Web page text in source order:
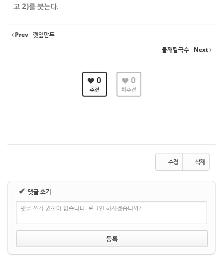
고 2)를 붓는다.
Prev 껫잎만두
들깨칼국수 Next
0
추천
0
비추천
수정 삭제
✔ 댓글 쓰기
댓글 쓰기 권한이 없습니다. 로그인 하시겠습니까?